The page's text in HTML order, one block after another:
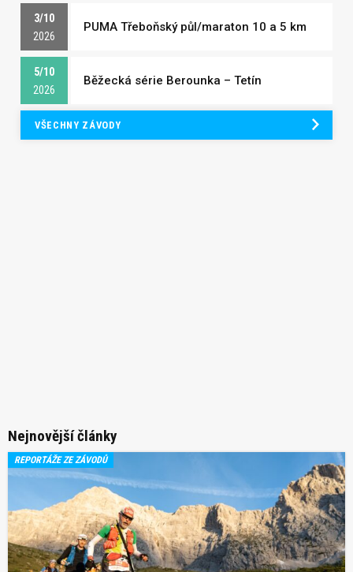
3/10
2026
PUMA Třeboňský půl/maraton 10 a 5 km
5/10
2026
Běžecká série Berounka – Tetín
VŠECHNY ZÁVODY
Nejnovější články
REPORTÁŽE ZE ZÁVODŮ